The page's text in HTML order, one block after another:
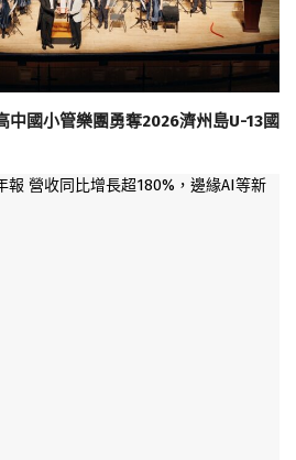
中國小管樂團勇奪2026濟州島U-13國